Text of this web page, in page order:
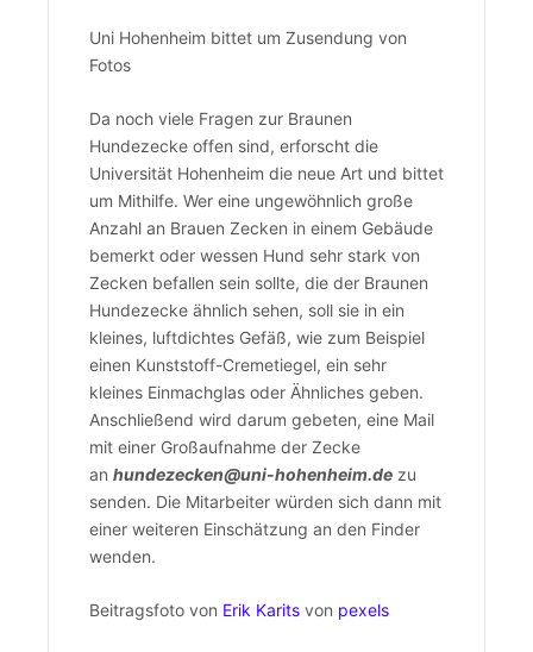
Uni Hohenheim bittet um Zusendung von
Fotos
Da noch viele Fragen zur Braunen
Hundezecke offen sind, erforscht die
Universität Hohenheim die neue Art und bittet
um Mithilfe. Wer eine ungewöhnlich große
Anzahl an Brauen Zecken in einem Gebäude
bemerkt oder wessen Hund sehr stark von
Zecken befallen sein sollte, die der Braunen
Hundezecke ähnlich sehen, soll sie in ein
kleines, luftdichtes Gefäß, wie zum Beispiel
einen Kunststoff-Cremetiegel, ein sehr
kleines Einmachglas oder Ähnliches geben.
Anschließend wird darum gebeten, eine Mail
mit einer Großaufnahme der Zecke
an hundezecken@uni-hohenheim.de zu
senden. Die Mitarbeiter würden sich dann mit
einer weiteren Einschätzung an den Finder
wenden.
Beitragsfoto von Erik Karits von pexels